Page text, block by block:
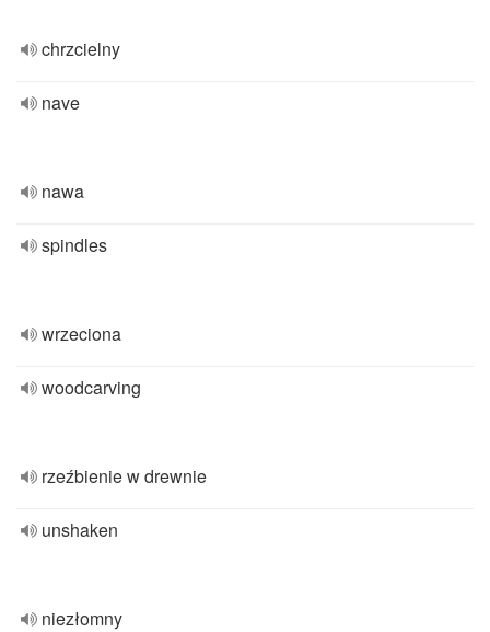
chrzcielny
nave
nawa
spindles
wrzeciona
woodcarving
rzeźbienie w drewnie
unshaken
niezłomny